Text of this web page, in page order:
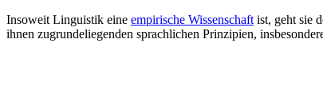
Insoweit Linguistik eine empirische Wissenschaft ist, geht sie
ihnen zugrundeliegenden sprachlichen Prinzipien,